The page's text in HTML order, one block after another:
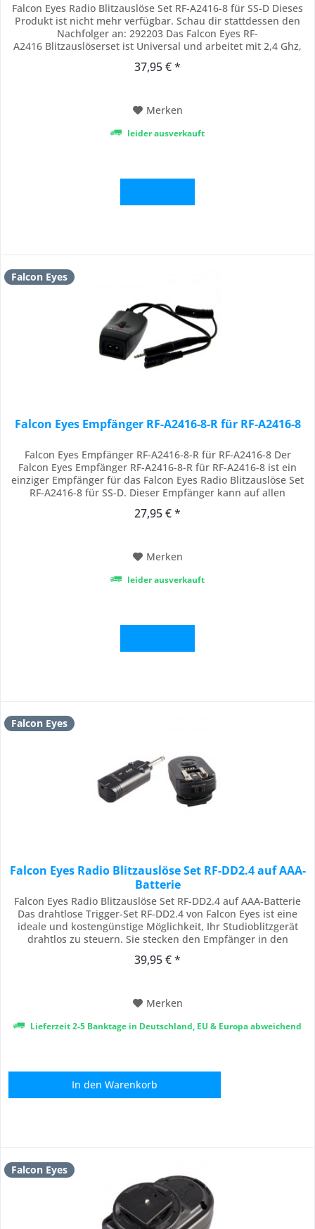
Falcon Eyes Radio Blitzauslöse Set RF-A2416-8 für SS-D Dieses
Produkt ist nicht mehr verfügbar. Schau dir stattdessen den
Nachfolger an: 292203 Das Falcon Eyes RF-
A2416 Blitzauslöserset ist Universal und arbeitet mit 2,4 Ghz,
Linkstar Blitze aus der MT-D Serie. Die universelle Trigger ist
37,95 € *
Merken
leider ausverkauft
Falcon Eyes
Falcon Eyes Empfänger RF-A2416-8-R für RF-A2416-8
Falcon Eyes Empfänger RF-A2416-8-R für RF-A2416-8 Der
Falcon Eyes Empfänger RF-A2416-8-R für RF-A2416-8 ist ein
einziger Empfänger für das Falcon Eyes Radio Blitzauslöse Set
RF-A2416-8 für SS-D. Dieser Empfänger kann auf allen
mm Klinkensteckereingang angeschlossen werden. Zum
27,95 € *
Merken
leider ausverkauft
Falcon Eyes
Falcon Eyes Radio Blitzauslöse Set RF-DD2.4 auf AAA-
Batterie
Falcon Eyes Radio Blitzauslöse Set RF-DD2.4 auf AAA-Batterie
Das drahtlose Trigger-Set RF-DD2.4 von Falcon Eyes ist eine
ideale und kostengünstige Möglichkeit, Ihr Studioblitzgerät
drahtlos zu steuern. Sie stecken den Empfänger in den
den Auslöser auf die Spiegelreflexkamera und damit ist das
39,95 € *
Merken
Lieferzeit 2-5 Banktage in Deutschland, EU & Europa abweichend
In den Warenkorb
Falcon Eyes